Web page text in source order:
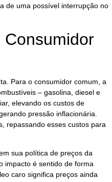
de uma possível interrupção no
Consumidor
Para o consumidor comum, a
– gasolina, diesel e
elevando os custos de
pressão inflacionária.
repassando esses custos para
sua política de preços da
impacto é sentido de forma
caro significa preços ainda